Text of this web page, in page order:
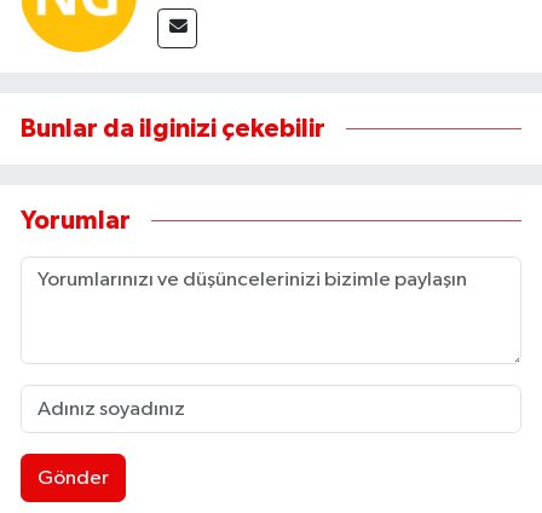
Bunlar da ilginizi çekebilir
Yorumlar
Gönder